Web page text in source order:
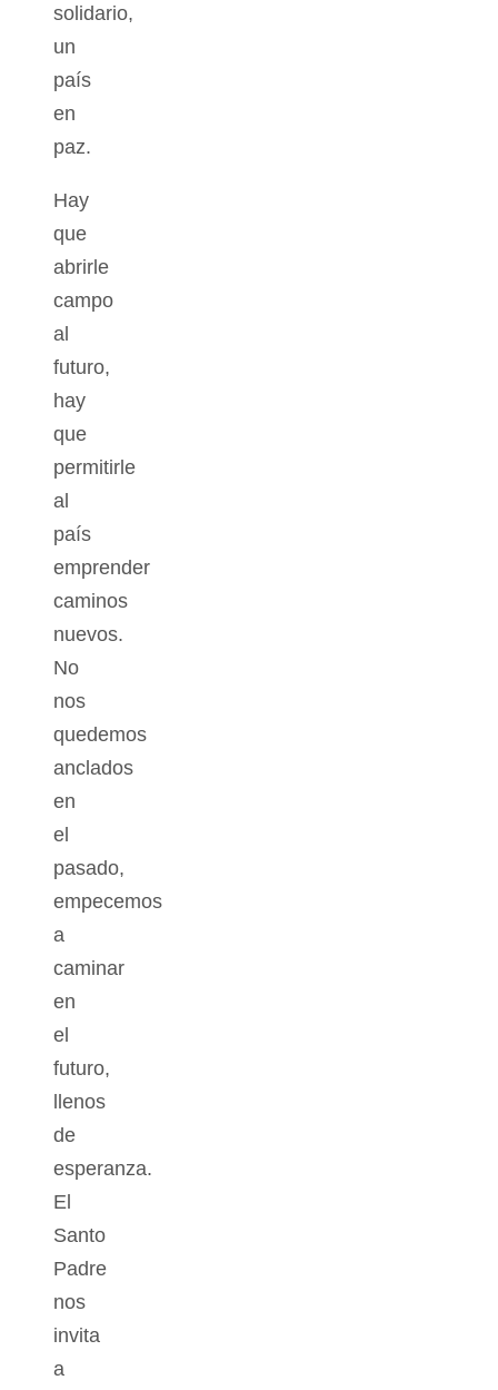
solidario,
un
país
en
paz.
Hay
que
abrirle
campo
al
futuro,
hay
que
permitirle
al
país
emprender
caminos
nuevos.
No
nos
quedemos
anclados
en
el
pasado,
empecemos
a
caminar
en
el
futuro,
llenos
de
esperanza.
El
Santo
Padre
nos
invita
a